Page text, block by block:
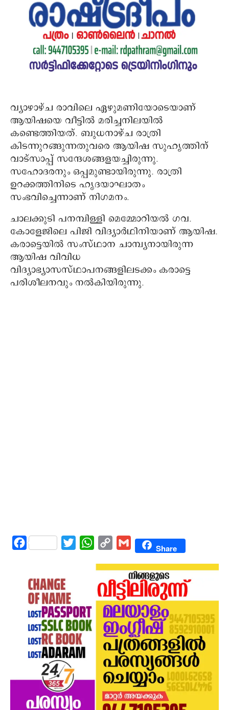
വ്യാഴാഴ്ച രാവിലെ ഏഴുമണിയോടെയാണ്
ആയിഷയെ വീട്ടില്‍ മരിച്ചനിലയില്‍
കണ്ടെത്തിയത്. ബുധനാഴ്ച രാത്രി
കിടന്നുറങ്ങുന്നതുവരെ ആയിഷ സുഹൃത്തിന്
വാട്സാപ്പ് സന്ദേശങ്ങളയച്ചിരുന്നു.
സഹോദരനും ഒപ്പമുണ്ടായിരുന്നു. രാത്രി
ഉറക്കത്തിനിടെ ഹൃദയാഘാതം
സംഭവിച്ചെന്നാണ് നിഗമനം.
ചാലക്കുടി പനമ്പിള്ളി മെമ്മോറിയല്‍ ഗവ.
കോളേജിലെ പിജി വിദ്യാര്‍ഥിനിയാണ് ആയിഷ.
കരാട്ടെയില്‍ സംസ്ഥാന ചാമ്പ്യനായിരുന്ന
ആയിഷ വിവിധ
വിദ്യാഭ്യാസസ്ഥാപനങ്ങളിലടക്കം കരാട്ടെ
പരിശീലനവും നല്‍കിയിരുന്നു.
Facebook Twitter WhatsAppCopy
Gmail Share